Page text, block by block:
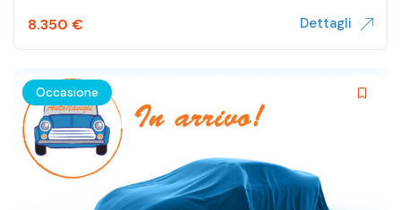
8.350 € Dettagli
Occasione